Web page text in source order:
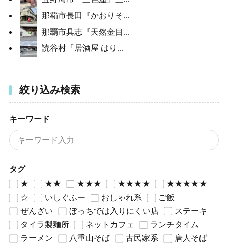
那覇市長田『かおりそ...
那覇市具志『天然金目...
読谷村『居酒屋 はり...
絞り込み検索
キーワード
タグ
★ ★★ ★★★ ★★★★
★★★★★
☆
いしぐふー おしゃれ系
ご飯
ぜんざい
ぼっちでは入りにくい店
ステーキ
タイラ製麺所
ネットカフェ
ランチタイム
ラーメン
八重山そば 古民家系
唐人そば